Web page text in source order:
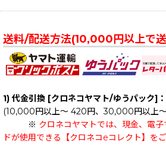
送料/配送方法(10,000円以上で
1) 代金引換 [クロネコヤマト/ゆうパック]：
(10,000円以上～ 420円、30,000円以上
※ クロネコヤマトでは、現金、電
ドが使用できる【クロネコeコレクト】をご